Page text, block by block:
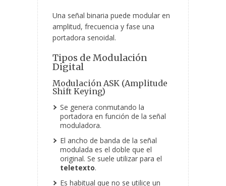
Una señal binaria puede modular en
amplitud, frecuencia y fase una
portadora senoidal.
Tipos de Modulación
Digital
Modulación ASK (Amplitude
Shift Keying)
Se genera conmutando la
portadora en función de la señal
moduladora.
El ancho de banda de la señal
modulada es el doble que el
original. Se suele utilizar para el
teletexto.
Es habitual que no se utilice un